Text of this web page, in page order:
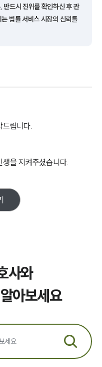
점
로펌
례
동향
인
업무
반드시 진위를 확인하신 후 관
법률 서비스 시장의 신뢰를
드립니다.
을 지켜주셨습니다.
사와
아보세요